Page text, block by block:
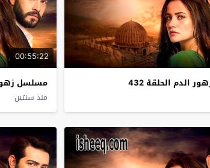
الدم الحلقة 432
00:55:22
مسلسل زهور
منذ سنتين